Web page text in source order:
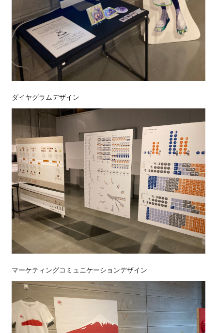
ダイヤグラムデザイン
マーケティングコミュニケーションデザイン